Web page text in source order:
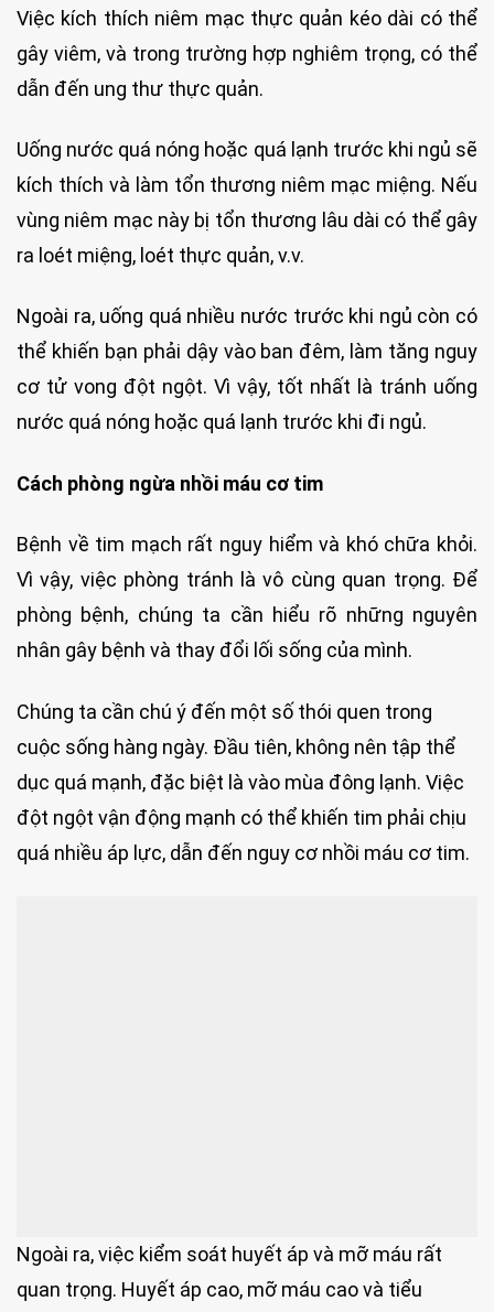
Việc kích thích niêm mạc thực quản kéo dài có thể
gây viêm, và trong trường hợp nghiêm trọng, có thể
dẫn đến ung thư thực quản.
Uống nước quá nóng hoặc quá lạnh trước khi ngủ sẽ
kích thích và làm tổn thương niêm mạc miệng. Nếu
vùng niêm mạc này bị tổn thương lâu dài có thể gây
ra loét miệng, loét thực quản, v.v.
Ngoài ra, uống quá nhiều nước trước khi ngủ còn có
thể khiến bạn phải dậy vào ban đêm, làm tăng nguy
cơ tử vong đột ngột. Vì vậy, tốt nhất là tránh uống
nước quá nóng hoặc quá lạnh trước khi đi ngủ.
Cách phòng ngừa nhồi máu cơ tim
Bệnh về tim mạch rất nguy hiểm và khó chữa khỏi.
Vì vậy, việc phòng tránh là vô cùng quan trọng. Để
phòng bệnh, chúng ta cần hiểu rõ những nguyên
nhân gây bệnh và thay đổi lối sống của mình.
Chúng ta cần chú ý đến một số thói quen trong
cuộc sống hàng ngày. Đầu tiên, không nên tập thể
dục quá mạnh, đặc biệt là vào mùa đông lạnh. Việc
đột ngột vận động mạnh có thể khiến tim phải chịu
quá nhiều áp lực, dẫn đến nguy cơ nhồi máu cơ tim.
Ngoài ra, việc kiểm soát huyết áp và mỡ máu rất
quan trọng. Huyết áp cao, mỡ máu cao và tiểu